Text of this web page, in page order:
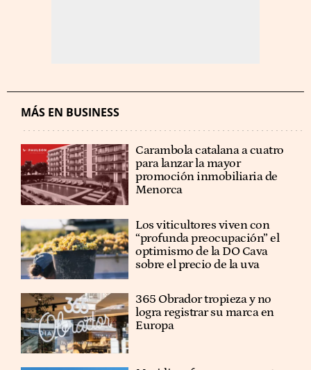
MÁS EN BUSINESS
Carambola catalana a cuatro
para lanzar la mayor
promoción inmobiliaria de
Menorca
Los viticultores viven con
“profunda preocupación” el
optimismo de la DO Cava
sobre el precio de la uva
365 Obrador tropieza y no
logra registrar su marca en
Europa